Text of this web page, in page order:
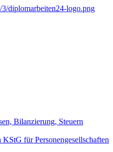
Bilanzierung, Steuern